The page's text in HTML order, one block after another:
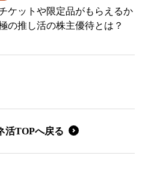
ケットや限定品がもらえるか
の推し活の株主優待とは？
活TOPへ戻る